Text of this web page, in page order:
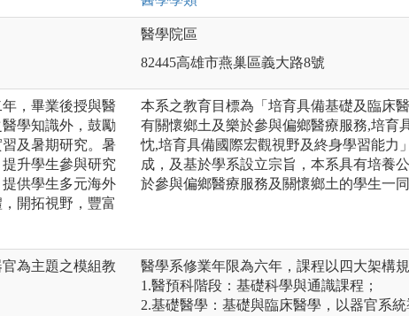
醫學院區
82445高雄市燕巢區義大路8號
，畢業後授與醫
學知識外，鼓勵
及暑期研究。暑
升學生參與研究
供學生多元海外
開拓視野，豐富
本系之教育目標為「培育具備基礎及臨床
有關懷鄉土及樂於參與偏鄉醫療服務,培育
忱,培育具備國際宏觀視野及終身學習能力
成，及基於學系設立宗旨，本系具有培養
於參與偏鄉醫療服務及關懷鄉土的學生一同
為主題之模組教
醫學系修業年限為六年，課程以四大架構
1.醫預科階段：基礎科學與通識課程；
2.基礎醫學：基礎與臨床醫學，以器官系